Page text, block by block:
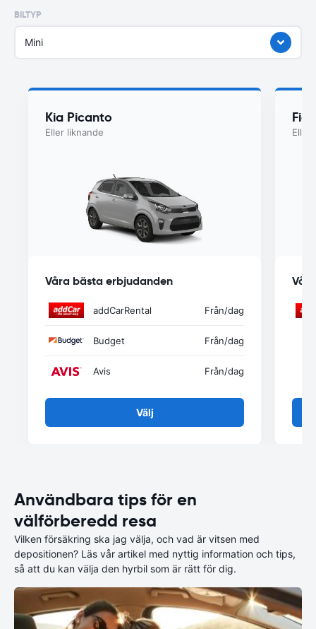
BILTYP
Mini
Kia Picanto
Eller liknande
Våra bästa erbjudanden
addCarRental Från/dag
Budget Från/dag
Avis Från/dag
Välj
Eller
Användbara tips för en
välförberedd resa
Vilken försäkring ska jag välja, och vad är vitsen med
depositionen? Läs vår artikel med nyttig information och tips,
så att du kan välja den hyrbil som är rätt för dig.